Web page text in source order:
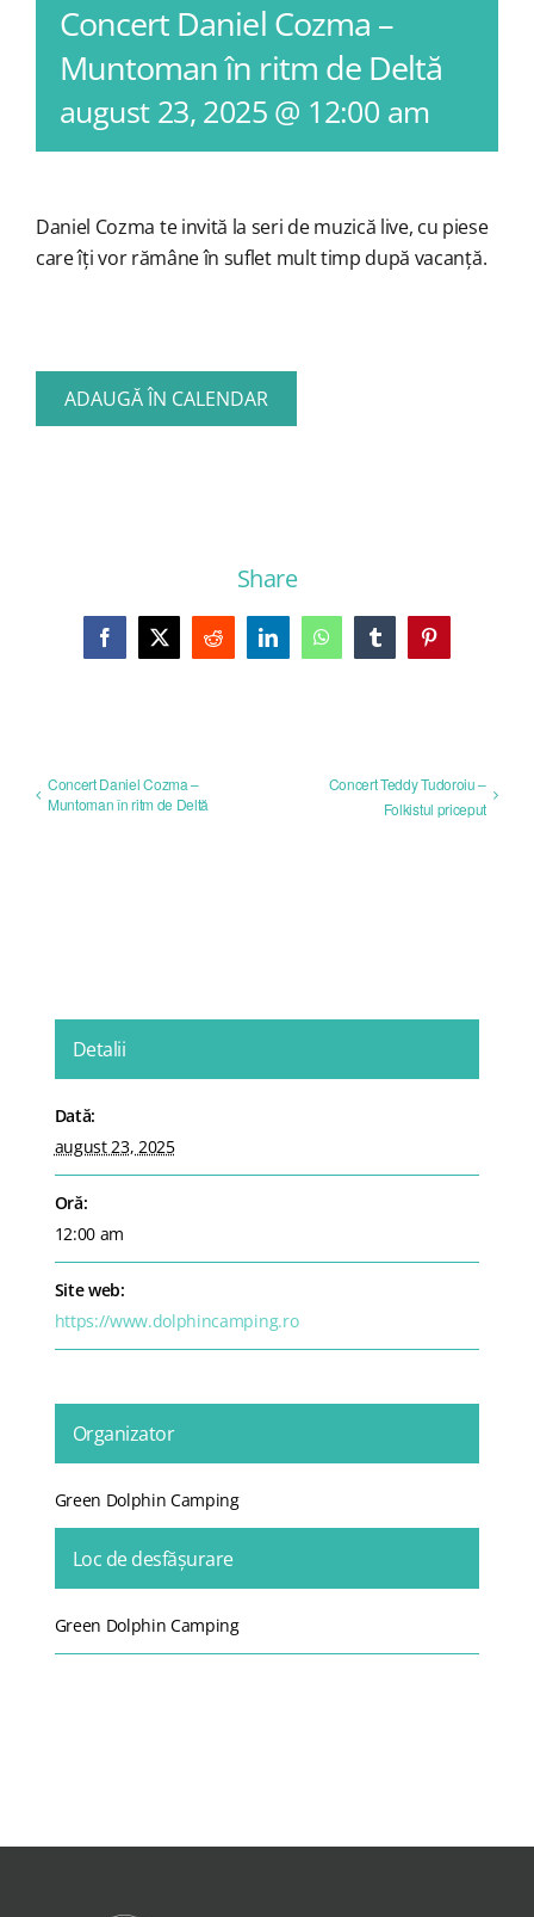
Concert Daniel Cozma –
Muntoman în ritm de Deltă
august 23, 2025 @ 12:00 am
Daniel Cozma te invită la seri demuzică live, cu piese
careîțivor rămâneîn suflet multtimp după vacanță.
ADAUGĂ ÎN CALENDAR
Share
Facebook
X Reddit LinkedInWhatsAppTumblrPinterest
Concert Daniel Cozma –
Muntoman în ritm de Deltă
Concert Teddy Tudoroiu –
Folkistul priceput
Detalii
Dată:
august 23, 2025
Oră:
12:00 am
Site web:
https://www.dolphincamping.ro
Loc de desfășurare
Green Dolphin Camping
Organizator
Green Dolphin Camping